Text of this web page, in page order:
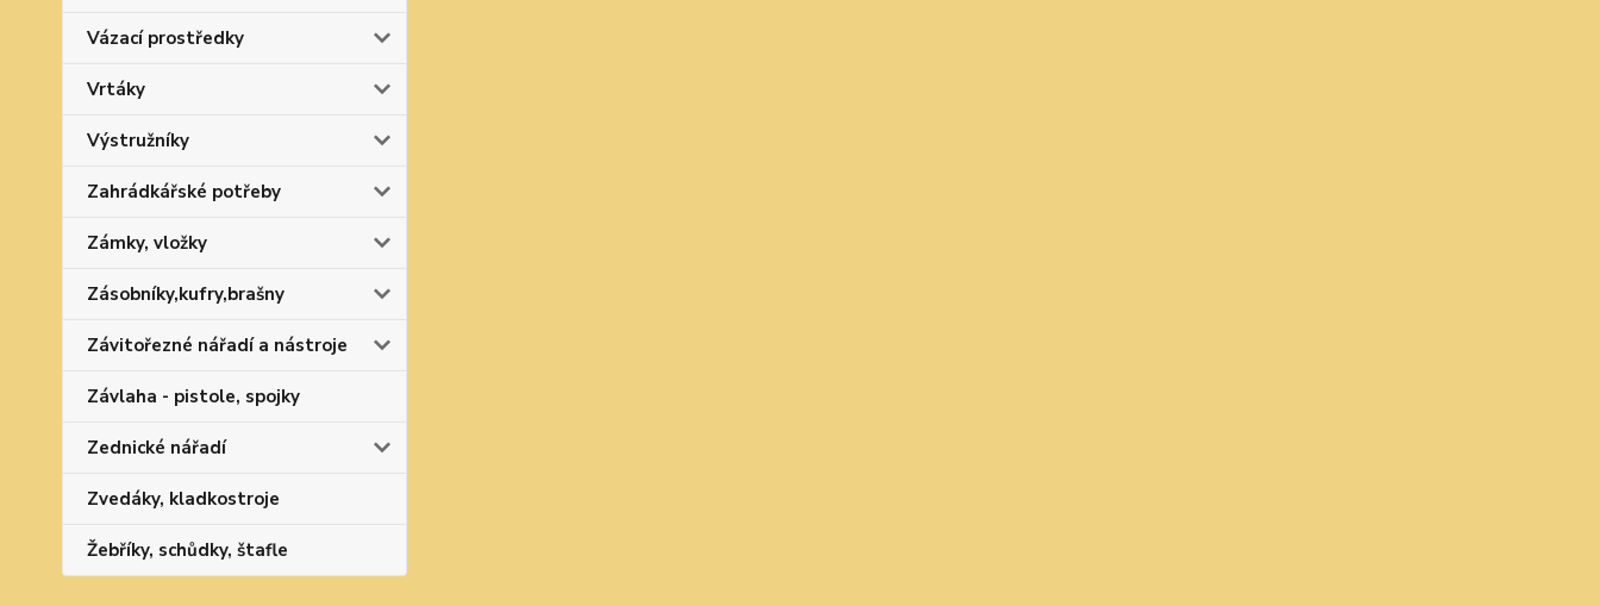
Vázací prostředky
Vrtáky
Výstružníky
Zahrádkářské potřeby
Zámky, vložky
Zásobníky,kufry,brašny
Závitořezné nářadí a nástroje
Závlaha - pistole, spojky
Zednické nářadí
Zvedáky, kladkostroje
Žebříky, schůdky, štafle